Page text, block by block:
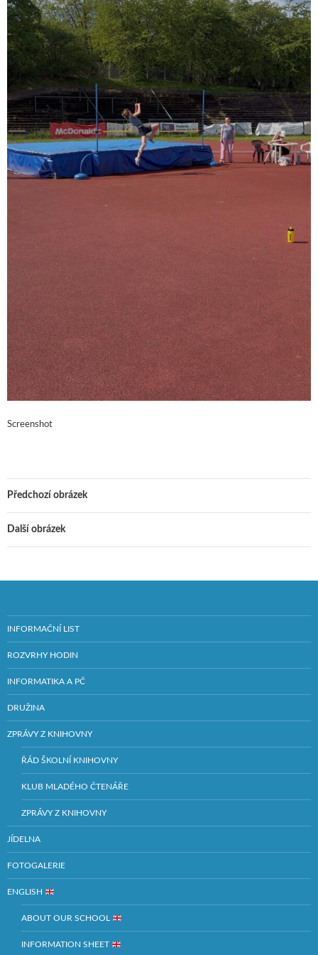
Screenshot
Předchozí obrázek
Další obrázek
INFORMAČNÍ LIST
ROZVRHY HODIN
INFORMATIKA A PČ
DRUŽINA
ZPRÁVY Z KNIHOVNY
ŘÁD ŠKOLNÍ KNIHOVNY
KLUB MLADÉHO ČTENÁŘE
ZPRÁVY Z KNIHOVNY
JÍDELNA
FOTOGALERIE
ENGLISH
ABOUT OUR SCHOOL
INFORMATION SHEET